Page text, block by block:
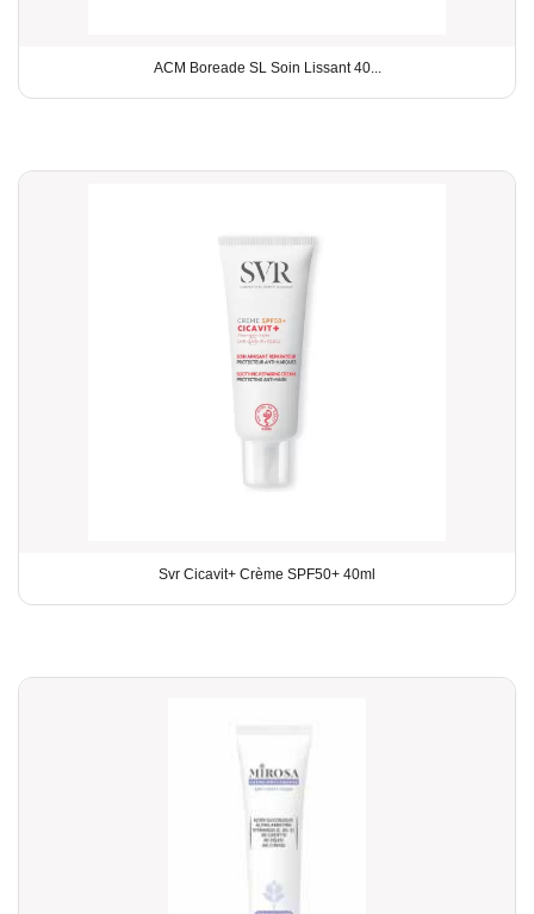
ACM Boreade SL Soin Lissant 40...
Svr Cicavit+ Crème SPF50+ 40ml